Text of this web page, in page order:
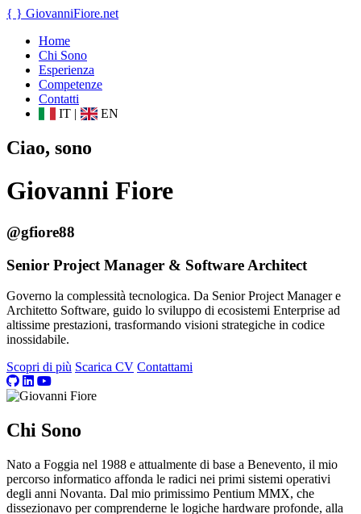
{ } GiovanniFiore.net
Home
Chi Sono
Esperienza
Competenze
Contatti
IT | EN
Ciao, sono
Giovanni Fiore
@gfiore88
Senior Project Manager & Software Architect
Governo la complessità tecnologica. Da Senior Project Manager e
Architetto Software, guido lo sviluppo di ecosistemi Enterprise ad
altissime prestazioni, trasformando visioni strategiche in codice
inossidabile.
Scopri di più Scarica CV Contattami
Chi Sono
Nato a Foggia nel 1988 e attualmente di base a Benevento, il mio
percorso informatico affonda le radici nei primi sistemi operativi
degli anni Novanta. Dal mio primissimo Pentium MMX, che
dissezionavo per comprenderne le logiche hardware profonde, alla